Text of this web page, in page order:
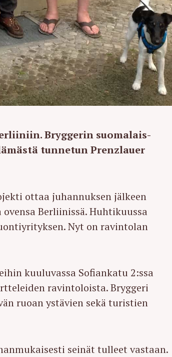
Bryggerin suomalais-
tunnetun Prenzlauer
ottaa juhannuksen jälkeen
ovensa Berliinissä. Huhtikuussa
Nyt on ravintolan
kuuluvassa Sofiankatu 2:ssa
ravintoloista. Bryggeri
ruoan ystävien sekä turistien
seinät tulleet vastaan.